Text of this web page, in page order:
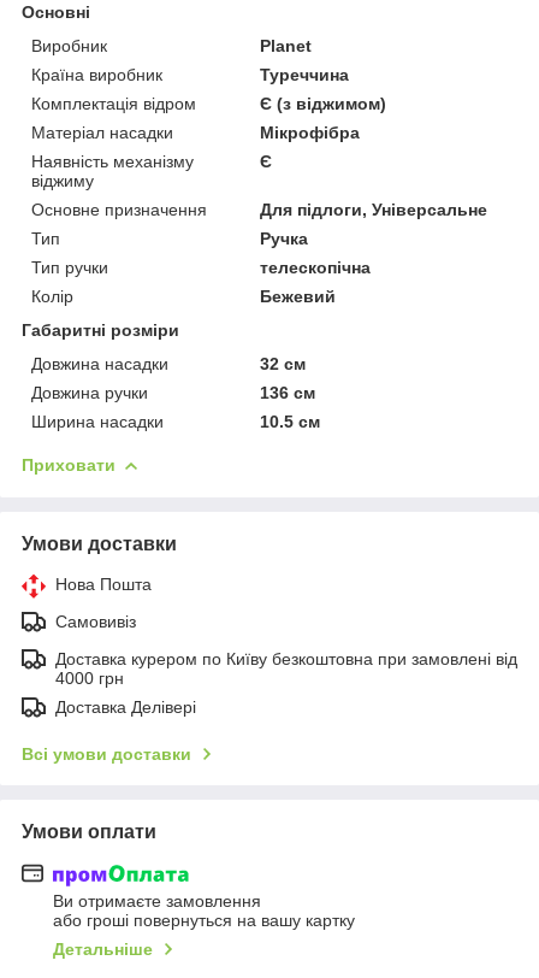
Основні
Виробник
Planet
Країна виробник
Туреччина
Комплектація відром
Є (з віджимом)
Матеріал насадки
Мікрофібра
Наявність механізму
віджиму
Є
Основне призначення
Для підлоги, Універсальне
Тип
Ручка
Тип ручки
телескопічна
Колір
Бежевий
Габаритні розміри
Довжина насадки
32 см
Довжина ручки
136 см
Ширина насадки
10.5 см
Приховати
Умови доставки
Нова Пошта
Самовивіз
Доставка курером по Київу безкоштовна при замовлені від
4000 грн
Доставка Делівері
Всі умови доставки
Умови оплати
Ви отримаєте замовлення
або гроші повернуться на вашу картку
Детальніше